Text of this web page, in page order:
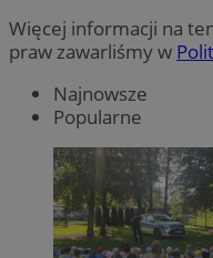
Więcej informacji na
praw zawarliśmy w
Najnowsze
Popularne